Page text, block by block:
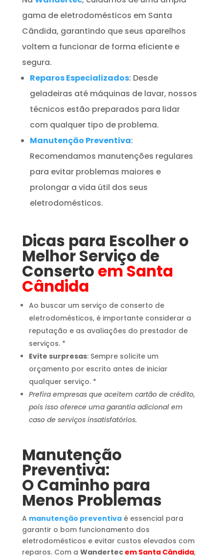
gama de eletrodomésticos em Santa
Cândida, garantindo que seus aparelhos
voltem a funcionar de forma eficiente e
segura.
Reparos Especializados: Desde
geladeiras até máquinas de lavar, nossos
técnicos estão preparados para lidar
com qualquer tipo de problema.
Manutenção Preventiva:
Recomendamos manutenções regulares
para evitar problemas maiores e
prolongar a vida útil dos seus
eletrodomésticos.
Dicas para Escolher o
Melhor Serviço de
Conserto em Santa
Cândida
Ao buscar um serviço de conserto de
eletrodomésticos, é importante considerar a
reputação e as avaliações do prestador de
serviços. *
Evite surpresas: Sempre solicite um
orçamento por escrito antes de iniciar
qualquer serviço. *
Prefira empresas que aceitem cartão de crédito,
pois isso oferece uma garantia adicional em
caso de serviços insatisfatórios.
Manutenção
Preventiva:
O Caminho para
Menos Problemas
A manutenção preventivaé essencial para
garantir o bom funcionamento dos
eletrodomésticos e evitar custos elevados com
reparos. Com a Wandertec em Santa Cândida,